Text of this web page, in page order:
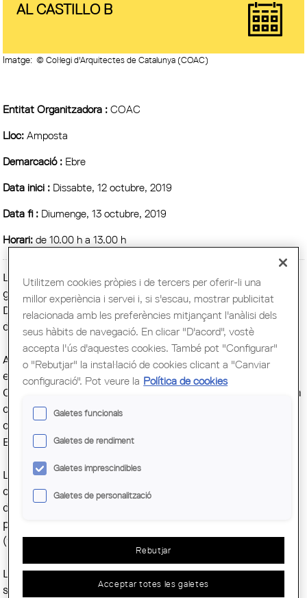
AL CASTILLO B
Imatge: © Col·legi d'Arquitectes de Catalunya (COAC)
Entitat Organitzadora :COAC
Lloc:Amposta
Demarcació : Ebre
Data inici : Dissabte, 12 octubre, 2019
Data fi : Diumenge, 13 octubre, 2019
Horari:de 10.00 h a 13.00 h
La edición de este año del Arquitectour, la serie de visitas
guiadas con que la Demarcación del Ebre conmemora el
Día Mundial de la Arquitectura, tendrá lugar las mañanas
de los días12 y 13 de octubre, en el municipio de Amposta.
Arquitectour_Ebre 2019 abrirá las puertas de estos
edificios: el Instituto Ramon Berenguer IV, edificio de la
Comunidad de Regantes de la Derecha del Ebro, Biblioteca
comarcal y ESARDI. Como guías de excepción contaremos
con los arquitectos Xavi Pallejà, Joana Solà y Damià
Encontrado.
La ruta arquitectónica, abierta al público, gratuita y
organizada en grupos reducidos, se iniciará a las 10.00 h
desde el edificio asignado a cada grupo. Dado que las
plazas son limitadas, es necesario inscribirse por teléfono
(977 44 19 72) o correo electrónico (secr.tor@coac.net).
Las imágenes captadas por todos los visitantes se podrán
subir a Instagram con la etiqueta#arquitectour_ebre2019
Utilitzem cookies pròpies i de tercers per oferir-li una
millor experiència i servei i, si s'escau, mostrar publicitat
relacionada amb les preferències mitjançant l'anàlisi dels
seus hàbits de navegació. En clicar "D'acord", vostè
accepta l'ús d'aquestes cookies. També pot "Configurar"
o "Rebutjar" la instal·lació de cookies clicant a "Canviar
configuració". Pot veure la Política de cookies
Galetes funcionals
Galetes de rendiment
Galetes imprescindibles
Galetes de personalització
Rebutjar
Acceptar totes les galetes